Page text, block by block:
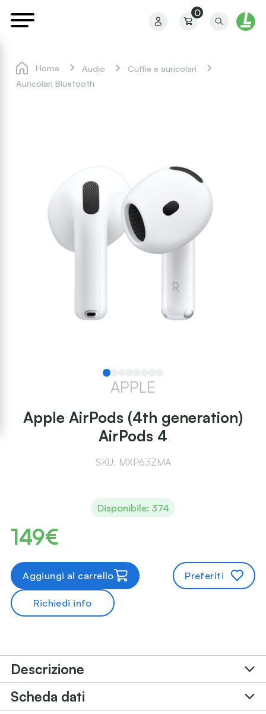
I miei preferiti
0
Home Audio
Cuffie e auricolari
Auricolari Bluetooth
APPLE
Apple AirPods (4th generation)
AirPods 4
SKU: MXP63ZMA
Disponibile: 374
149€
Aggiungi al carrello Preferiti
Richiedi info
Descrizione
Scheda dati